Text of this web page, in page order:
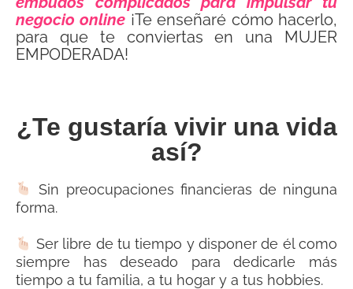
negocio online ¡Te enseñaré cómo hacerlo,
para que te conviertas en una MUJER
EMPODERADA!
¿Te gustaría vivir una vida
así?
Sin preocupaciones financieras de ninguna
forma.
Ser libre de tu tiempo y disponer de él como
siempre has deseado para dedicarle más
tiempo a tu familia, a tu hogar y a tus hobbies.